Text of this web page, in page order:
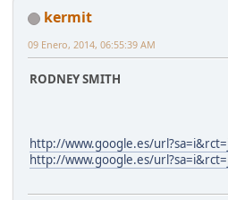
kermit
09 Enero, 2014, 06:55:39 AM
RODNEY SMITH
http://www.google.es/
http://www.google.es/